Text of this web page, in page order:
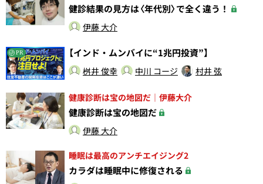
健診結果の見方は〈年代別〉で全く違う！
伊藤 大介
PR 【インド・ムンバイに“1兆円投資”】
桝井 俊幸 中川 コージ 村井 弦
健康診断は宝の地図だ｜伊藤大介
健康診断は宝の地図だ
伊藤 大介
睡眠は最高のアンチエイジング2
カラダは睡眠中に修復される